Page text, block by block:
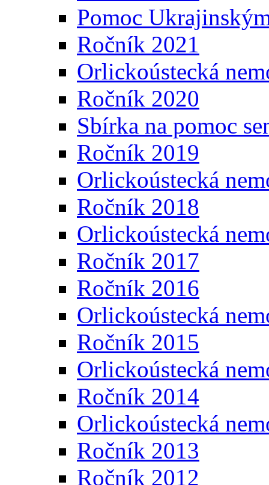
Pomoc
Ročník 2021
Orlickoústecká
Ročník 2020
Sbírka na pomoc
Ročník 2019
Orlickoústecká
Ročník 2018
Orlickoústecká
Ročník 2017
Ročník 2016
Orlickoústecká
Ročník 2015
Orlickoústecká
Ročník 2014
Orlickoústecká
Ročník 2013
Ročník 2012